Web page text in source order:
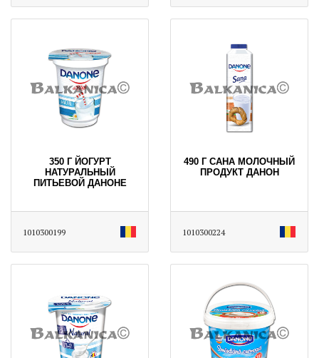
350 Г ЙОГУРТ
НАТУРАЛЬНЫЙ
ПИТЬЕВОЙ ДАНОНЕ
1010300199
490 Г САНА МОЛОЧНЫЙ
ПРОДУКТ ДАНОН
1010300224